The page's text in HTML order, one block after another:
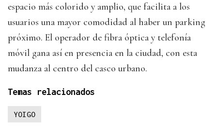
espacio más colorido y amplio, que facilita a los
usuarios una mayor comodidad al haber un parking
próximo. El operador de fibra óptica y telefonía
móvil gana así en presencia en la ciudad, con esta
mudanza al centro del casco urbano.
Temas relacionados
YOIGO